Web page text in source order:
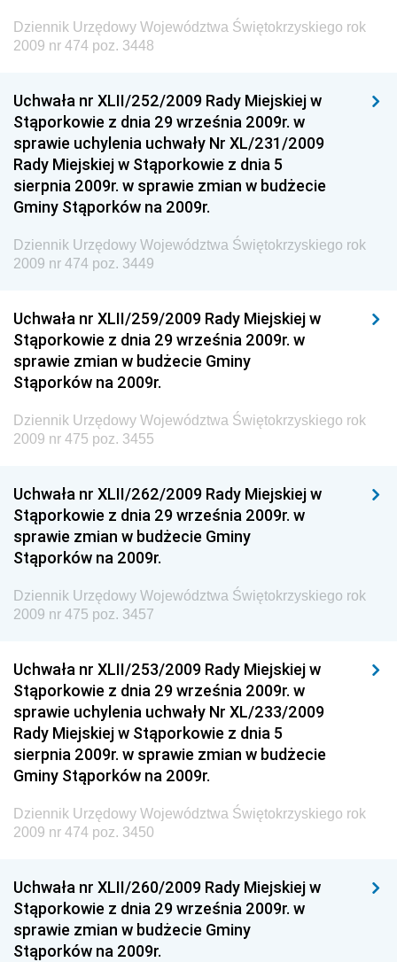
Dziennik Urzędowy Ministra Finansów, Inwestycji i
Rozwoju
Dziennik Urzędowy Ministra Sportu
Dziennik Urzędowy Ministra Funduszy i Polityki
Regionalnej
Dziennik Urzędowy Ministra Aktywów Państwowych
Dziennik Urzędowy Ministra Zdrowia
Dziennik Urzędowy Ministra Środowiska i Głównego
Inspektora Ochrony Środowiska
Dziennik Urzędowy Ministerstwa Kultury, Dziedzictwa
Narodowego i Sportu
Dziennik Urzędowy Ministra Finansów, Funduszy i
Dziennik Urzędowy Ministra Rozwoju, Pracy i
Dziennik Urzędowy Ministra Kultury, Dziedzictwa
Narodowego i Sportu
Dziennik Urzędowy Ministra Rodziny i Polityki
Społecznej
Dziennik Urzędowy Komendy Głównej Straży
Granicznej
Drogowego
Dziennik Urzędowy Narodowego Banku Polskiego
Dziennik Urzędowy Komendy Głównej Policji
Dziennik Urzędowy Ministra Pracy i Polityki
Społecznej
Dziennik Urzędowy Ministra Transportu, Budownictwa
i Gospodarki Morskiej
Dziennik Urzędowy Ministra Spraw Zagranicznych
Dziennik Urzędowy Centralnego Biura
Antykorupcyjnego
Dziennik Urzędowy Województwa Świętokrzyskiego rok
2009 nr 474 poz. 3448
Uchwała nr XLII/252/2009 Rady Miejskiej w
Stąporkowie z dnia 29 września 2009r. w
sprawie uchylenia uchwały Nr XL/231/2009
Rady Miejskiej w Stąporkowie z dnia 5
sierpnia 2009r. w sprawie zmian w budżecie
Gminy Stąporków na 2009r.
Dziennik Urzędowy Województwa Świętokrzyskiego rok
2009 nr 474 poz. 3449
Uchwała nr XLII/259/2009 Rady Miejskiej w
Stąporkowie z dnia 29 września 2009r. w
sprawie zmian w budżecie Gminy
Stąporków na 2009r.
Dziennik Urzędowy Województwa Świętokrzyskiego rok
2009 nr 475 poz. 3455
Uchwała nr XLII/262/2009 Rady Miejskiej w
Stąporkowie z dnia 29 września 2009r. w
sprawie zmian w budżecie Gminy
Stąporków na 2009r.
Dziennik Urzędowy Województwa Świętokrzyskiego rok
2009 nr 475 poz. 3457
Uchwała nr XLII/253/2009 Rady Miejskiej w
Stąporkowie z dnia 29 września 2009r. w
sprawie uchylenia uchwały Nr XL/233/2009
Rady Miejskiej w Stąporkowie z dnia 5
sierpnia 2009r. w sprawie zmian w budżecie
Gminy Stąporków na 2009r.
Dziennik Urzędowy Województwa Świętokrzyskiego rok
2009 nr 474 poz. 3450
Uchwała nr XLII/260/2009 Rady Miejskiej w
Stąporkowie z dnia 29 września 2009r. w
sprawie zmian w budżecie Gminy
Stąporków na 2009r.